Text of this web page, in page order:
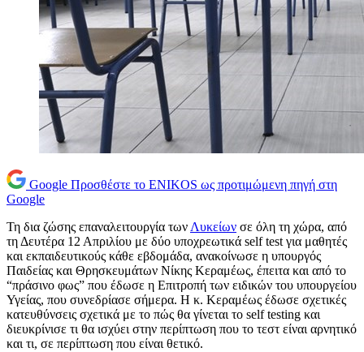
Google Προσθέστε το ENIKOS ως προτιμώμενη πηγή στη
Google
Τη δια ζώσης επαναλειτουργία των Λυκείων σε όλη τη χώρα, από
τη Δευτέρα 12 Απριλίου με δύο υποχρεωτικά self test για μαθητές
και εκπαιδευτικούς κάθε εβδομάδα, ανακοίνωσε η υπουργός
Παιδείας και Θρησκευμάτων Νίκης Κεραμέως, έπειτα και από το
“πράσινο φως” που έδωσε η Επιτροπή των ειδικών του υπουργείου
Υγείας, που συνεδρίασε σήμερα. Η κ. Κεραμέως έδωσε σχετικές
κατευθύνσεις σχετικά με το πώς θα γίνεται το self testing και
διευκρίνισε τι θα ισχύει στην περίπτωση που το τεστ είναι αρνητικό
και τι, σε περίπτωση που είναι θετικό.